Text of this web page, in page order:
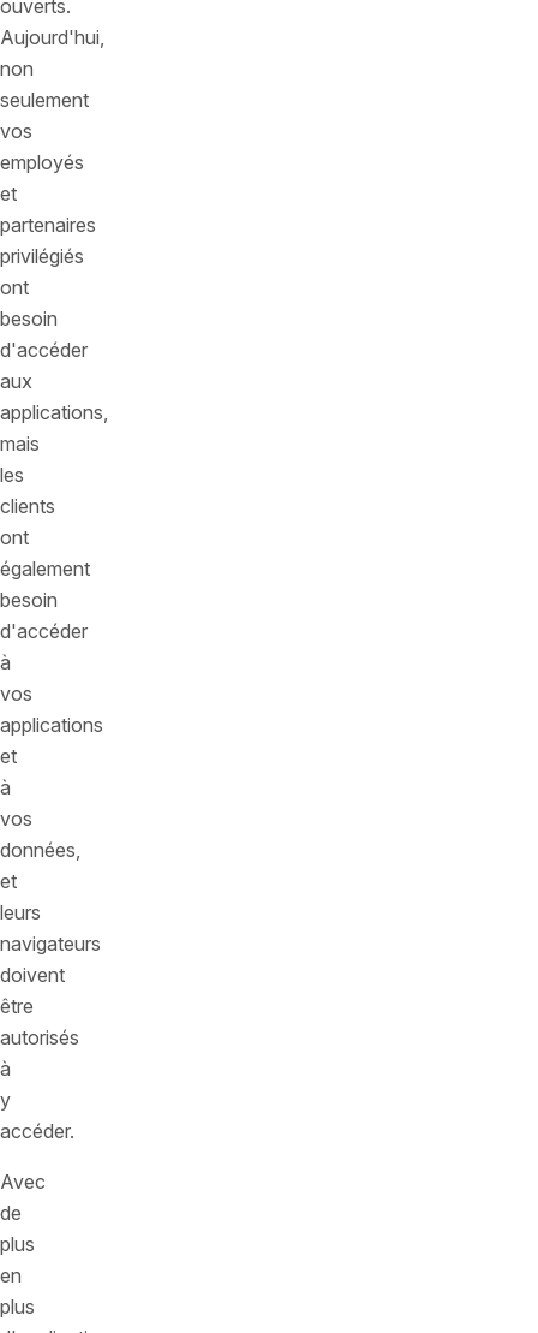
ouverts.
Aujourd'hui,
non
seulement
vos
employés
et
partenaires
privilégiés
ont
besoin
d'accéder
aux
applications,
mais
les
clients
ont
également
besoin
d'accéder
à
vos
applications
et
à
vos
données,
et
leurs
navigateurs
doivent
être
autorisés
à
y
accéder.
Avec
de
plus
en
plus